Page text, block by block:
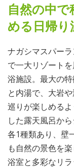
自然の中
める日帰り
ナガシマスパー
で一大リゾート
浴施設。最大の
と内湯で、大岩
巡りが楽しめる
した露天風呂か
各1種類あり、壁
も自然の景色を
浴室と多彩なリ